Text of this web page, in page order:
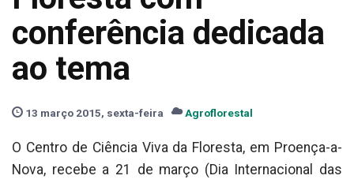
conferência dedicada
ao tema
13 março 2015, sexta-feira Agroflorestal
O Centro de Ciência Viva da Floresta, em Proença-a-
Nova, recebe a 21 de março (Dia Internacional das